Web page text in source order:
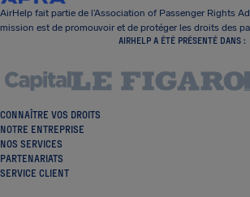
AirHelp fait partie de l’Association of Passenger Rights
mission est de promouvoir et de protéger les droits des
AIRHELP A ÉTÉ PRÉSENTÉ DANS :
CONNAÎTRE VOS DROITS
NOTRE ENTREPRISE
NOS SERVICES
PARTENARIATS
SERVICE CLIENT